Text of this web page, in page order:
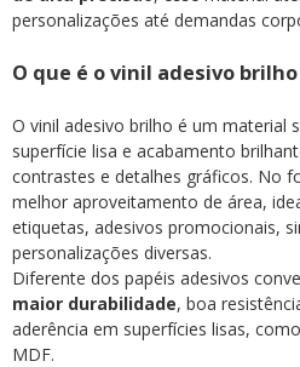
personalizações até demandas
O que é o vinil adesivo brilho
O vinil adesivo brilho é um material
superfície lisa e acabamento
contrastes e detalhes gráficos. No
melhor aproveitamento de área,
etiquetas, adesivos promocionais,
personalizações diversas.
Diferente dos papéis adesivos
maior durabilidade, boa
aderência em superfícies lisas,
MDF.